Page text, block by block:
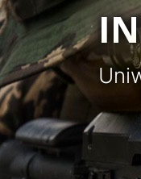
Panel zarządzania